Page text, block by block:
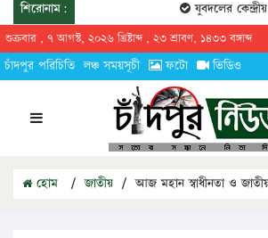
শিরোনাম: যুবদলের কেন্দ্রীয়
শুক্রবার , ৭ আগস্ট, ২০২৬ খ্রিষ্টাব্দ , ২৩ শ্রাবণ, ১৪৩৩ বঙ্গাব্দ
চাঁদপুর পরিচিতি লঞ্চ সময়সূচী ফটো ভিডিও
হোম / জাতীয় / আজ মহান স্বাধীনতা ও